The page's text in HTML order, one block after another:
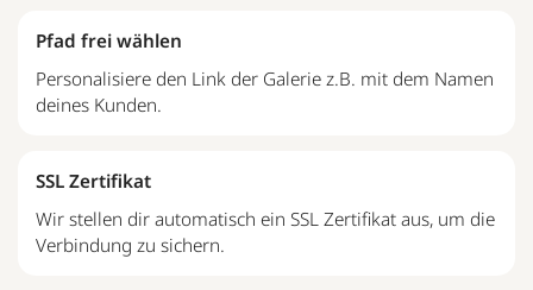
Pfad frei wählen
Personalisiere den Link der Galerie z.B. mit dem Namen
deines Kunden.
SSL Zertifikat
Wir stellen dir automatisch ein SSL Zertifikat aus, um die
Verbindung zu sichern.